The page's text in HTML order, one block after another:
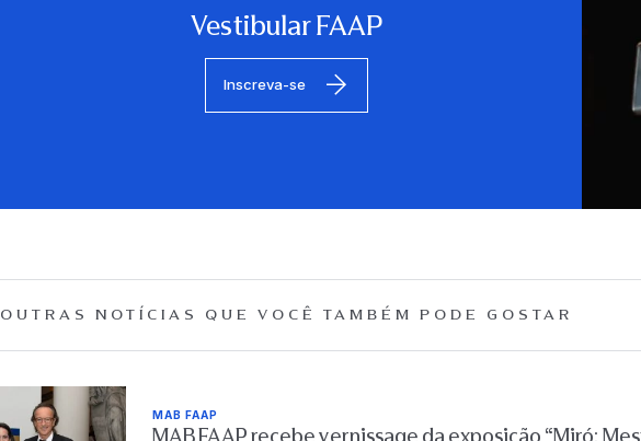
Vestibular FAAP
Inscreva-se
OUTRAS NOTÍCIAS QUE VOCÊ TAMBÉM PODE GOSTAR
MAB FAAP
MAB FAAP recebe vernissage da exposição “Miró: